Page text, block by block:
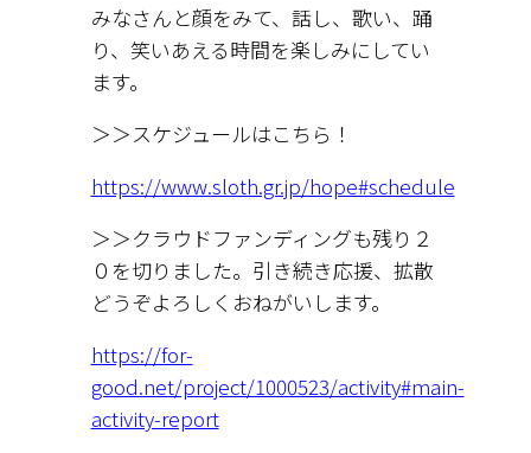
みなさんと顔をみて、話し、歌い、踊
り、笑いあえる時間を楽しみにしてい
ます。
＞＞スケジュールはこちら！
https://www.sloth.gr.jp/hope#schedule
＞＞クラウドファンディングも残り２
０を切りました。引き続き応援、拡散
どうぞよろしくおねがいします。
https://for-
good.net/project/1000523/activity#main-
activity-report